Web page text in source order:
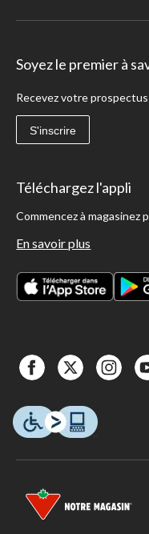
Soyez le premier à
Recevez votre
S'inscrire
Téléchargez l'appli
Commencez à magasinez
En savoir plus